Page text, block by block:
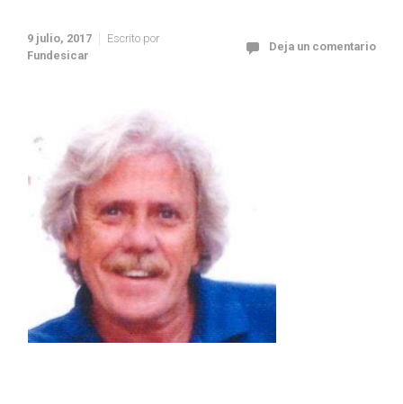
9 julio, 2017
Escrito por
Fundesicar
Deja un comentario